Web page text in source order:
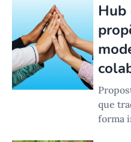
Hub
que
forma